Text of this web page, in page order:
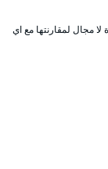
مجال لمقارنتها مع اي